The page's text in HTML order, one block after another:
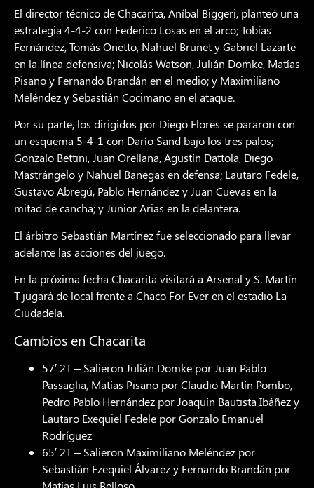
El director técnico de Chacarita, Aníbal Biggeri, planteó una
estrategia 4-4-2 con Federico Losas en el arco; Tobías
Fernández, Tomás Onetto, Nahuel Brunet y Gabriel Lazarte
en la línea defensiva; Nicolás Watson, Julián Domke, Matías
Pisano y Fernando Brandán en el medio; y Maximiliano
Meléndez y Sebastián Cocimano en el ataque.
Por su parte, los dirigidos por Diego Flores se pararon con
un esquema 5-4-1 con Darío Sand bajo los tres palos;
Gonzalo Bettini, Juan Orellana, Agustín Dattola, Diego
Mastrángelo y Nahuel Banegas en defensa; Lautaro Fedele,
Gustavo Abregú, Pablo Hernández y Juan Cuevas en la
mitad de cancha; y Junior Arias en la delantera.
El árbitro Sebastián Martínez fue seleccionado para llevar
adelante las acciones del juego.
En la próxima fecha Chacarita visitará a Arsenal y S. Martín
T jugará de local frente a Chaco For Ever en el estadio La
Ciudadela.
Cambios en Chacarita
57′ 2T – Salieron Julián Domke por Juan Pablo
Passaglia, Matías Pisano por Claudio Martín Pombo,
Pedro Pablo Hernández por Joaquín Bautista Ibáñez y
Lautaro Exequiel Fedele por Gonzalo Emanuel
Rodríguez
65′ 2T – Salieron Maximiliano Meléndez por
Sebastián Ezequiel Álvarez y Fernando Brandán por